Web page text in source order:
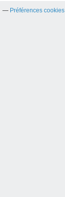
Préférences cookies